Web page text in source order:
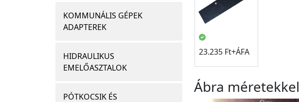
KOMMUNÁLIS GÉPEK
ADAPTEREK
HIDRAULIKUS
EMELŐASZTALOK
PÓTKOCSIK ÉS
23.235 Ft+ÁFA
Ábra méretekkel